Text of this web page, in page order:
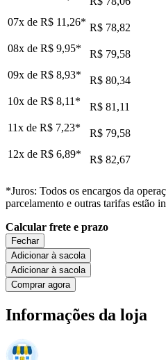
07x de R$ 11,26* R$ 78,82
08x de R$ 9,95*
R$ 79,58
09x de R$ 8,93*
R$ 80,34
10x de R$ 8,11 *
R$ 81,11
11x de R$ 7,23*
R$ 79,58
12x de R$ 6,89* R$ 82,67
*Juros: Todos os encargos da
parcelamento e outras tarifas estão
Calcular frete e prazo
Fechar
Adicionar à sacola
Adicionar à sacola
Comprar agora
Informações da loja